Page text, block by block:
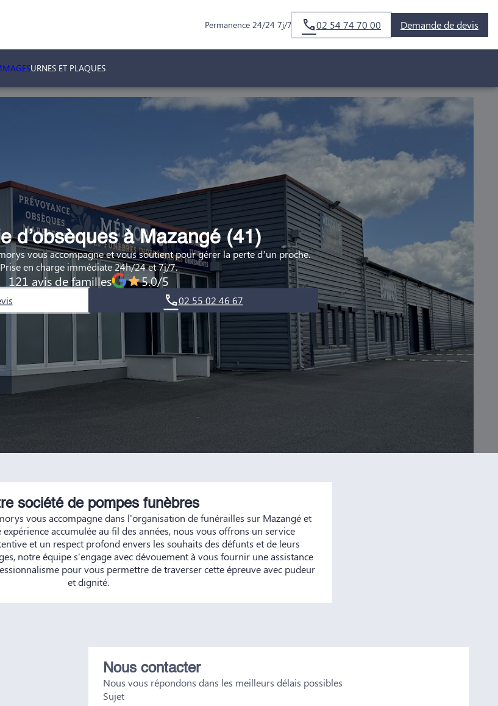
Permanence 24/24 7j/7 02 54 74 70 00 Demande de devis
URNES ET PLAQUES
d’obsèques à Mazangé (41)
vous accompagne et vous soutient pour gérer la perte d’un proche.
Prise en charge immédiate 24h/24 et 7j/7.
121 avis de familles 5.0/5
02 55 02 46 67
société de pompes funèbres
vous accompagne dans l'organisation de funérailles sur Mazangé et
accumulée au fil des années, nous vous offrons un service
et un respect profond envers les souhaits des défunts et de leurs
notre équipe s'engage avec dévouement à vous fournir une assistance
pour vous permettre de traverser cette épreuve avec pudeur
et dignité.
Not No
Nous contacter
Nous vous répondons dans les meilleurs délais possibles
Sujet